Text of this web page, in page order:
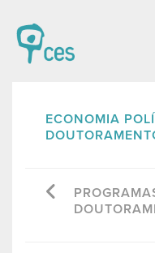
ECONOMIA